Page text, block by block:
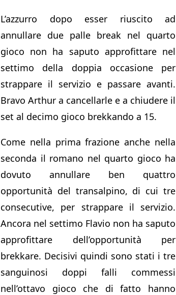
L’azzurro dopo esser riuscito ad
annullare due palle break nel quarto
gioco non ha saputo approfittare nel
settimo della doppia occasione per
strappare il servizio e passare avanti.
Bravo Arthur a cancellarle e a chiudere il
set al decimo gioco brekkando a 15.
Come nella prima frazione anche nella
seconda il romano nel quarto gioco ha
dovuto annullare ben quattro
opportunità del transalpino, di cui tre
consecutive, per strappare il servizio.
Ancora nel settimo Flavio non ha saputo
approfittare dell’opportunità per
brekkare. Decisivi quindi sono stati i tre
sanguinosi doppi falli commessi
nell’ottavo gioco che di fatto hanno